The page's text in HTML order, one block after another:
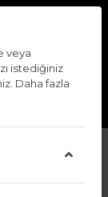
veya
istediğiniz
Daha fazla